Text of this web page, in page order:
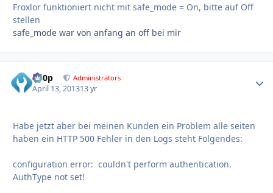
Froxlor funktioniert nicht mit safe_mode = On, bitte auf Off
stellen
safe_mode war von anfang an off bei mir
d00p Administrators
April 13, 201313 yr
Habe jetzt aber bei meinen Kunden ein Problem alle seiten
haben ein HTTP 500 Fehler in den Logs steht Folgendes:
configuration error: couldn't perform authentication.
AuthType not set!